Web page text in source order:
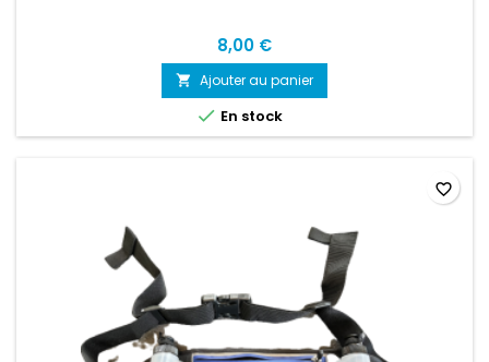
8,00 €
 Ajouter au panier
 En stock
favorite_border